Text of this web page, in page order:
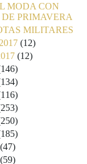
MODA CON
PRIMAVERA
MILITARES
(12)
(12)
(47)
(59)